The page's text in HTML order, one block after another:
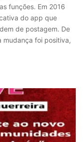
funções. Em 2016
do app que
de postagem. De
mudança foi positiva,